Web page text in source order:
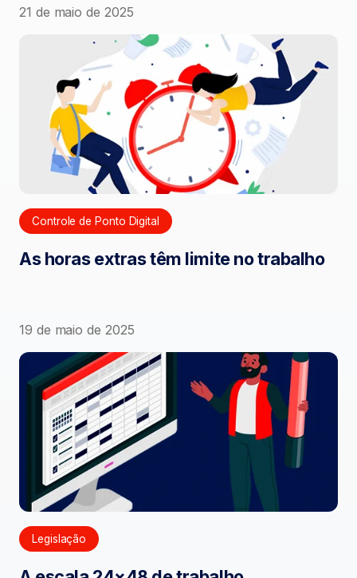
21 de maio de 2025
Controle de Ponto Digital
As horas extras têm limite no trabalho
19 de maio de 2025
Legislação